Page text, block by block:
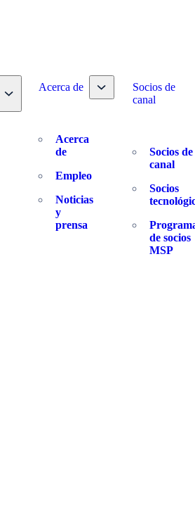
Toggle nav dropdown
Acerca de Toggle nav dropdown
Acerca
de
Empleo
Noticias
y
prensa
Socios de
canal
Socios de
canal
Socios
de socios
MSP